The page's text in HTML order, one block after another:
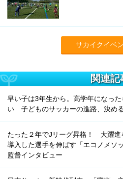
サカイクイベ
関連記
早い子は3年生から。高学年になっ
い 子どものサッカーの進路、決め
たった２年でJリーグ昇格！ 大躍進
導入した選手を伸ばす「エコノメ
監督インタビュー